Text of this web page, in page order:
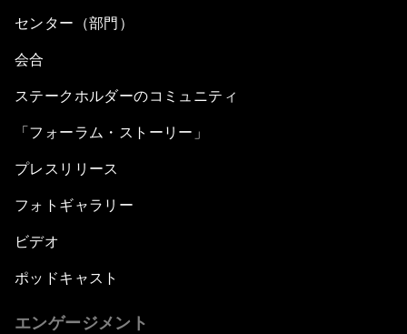
センター（部門）
会合
ステークホルダーのコミュニティ
「フォーラム・ストーリー」
プレスリリース
フォトギャラリー
ビデオ
ポッドキャスト
エンゲージメント